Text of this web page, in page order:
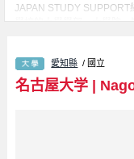
JAPAN STUDY
學校的大學學部、大學院
Medicine學部、
同訊息，以及招收名額、合
留學生是必要之訊息都刊
愛知縣 / 國立
名古屋大学|